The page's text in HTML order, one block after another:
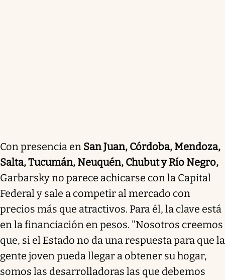
Con presencia en San Juan, Córdoba, Mendoza,
Salta, Tucumán, Neuquén, Chubut y Río Negro,
Garbarsky no parece achicarse con la Capital
Federal y sale a competir al mercado con
precios más que atractivos. Para él, la clave está
en la financiación en pesos. "Nosotros creemos
que, si el Estado no da una respuesta para que la
gente joven pueda llegar a obtener su hogar,
somos las desarrolladoras las que debemos